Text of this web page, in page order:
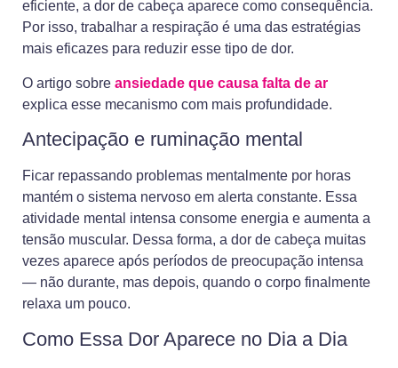
eficiente, a dor de cabeça aparece como consequência.
Por isso, trabalhar a respiração é uma das estratégias
mais eficazes para reduzir esse tipo de dor.
O artigo sobre ansiedade que causa falta de ar
explica esse mecanismo com mais profundidade.
Antecipação e ruminação mental
Ficar repassando problemas mentalmente por horas
mantém o sistema nervoso em alerta constante. Essa
atividade mental intensa consome energia e aumenta a
tensão muscular. Dessa forma, a dor de cabeça muitas
vezes aparece após períodos de preocupação intensa
— não durante, mas depois, quando o corpo finalmente
relaxa um pouco.
Como Essa Dor Aparece no Dia a Dia